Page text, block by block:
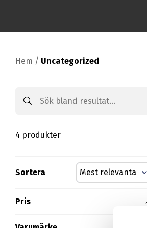
Hem / Uncategorized
4 produkter
Sortera
Pris